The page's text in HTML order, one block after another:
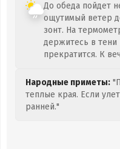
До обеда пойдет
ощутимый ветер
зонт. На
держитесь в
прекратится. К
Народные приметы:
теплые края. Если
ранней."